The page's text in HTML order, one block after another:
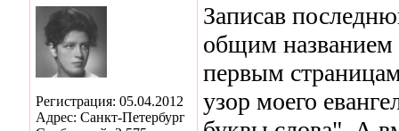
Регистрация: 05.04.2012
Адрес: Санкт-Петербург
Записав
общим
первым
узор моего